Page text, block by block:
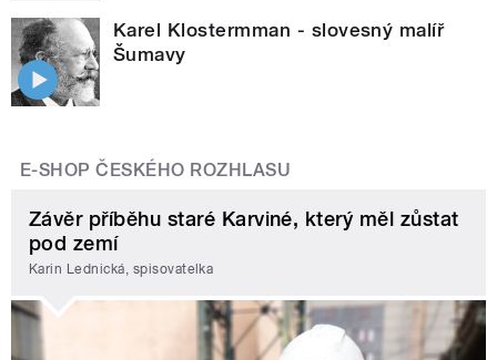
Karel Klostermman - slovesný malíř
Šumavy
E-SHOP ČESKÉHO ROZHLASU
Závěr příběhu staré Karviné, který měl zůstat
pod zemí
Karin Lednická, spisovatelka